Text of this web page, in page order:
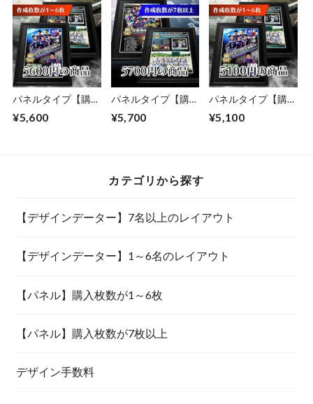
パネルタイプ【購入
¥5,600
パネルタイプ【購入
¥5,700
パネルタイプ【購入
¥5,100
カテゴリから探す
【デザインデーター】7名以上のレイアウト
【デザインデーター】1～6名のレイアウト
【パネル】購入枚数が1～6枚
【パネル】購入枚数が7枚以上
デザイン手数料